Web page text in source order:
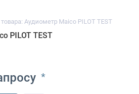
Аудиометр Maico PILOT TEST
PILOT TEST
*